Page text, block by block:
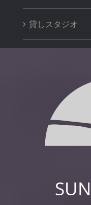
貸しスタジオ